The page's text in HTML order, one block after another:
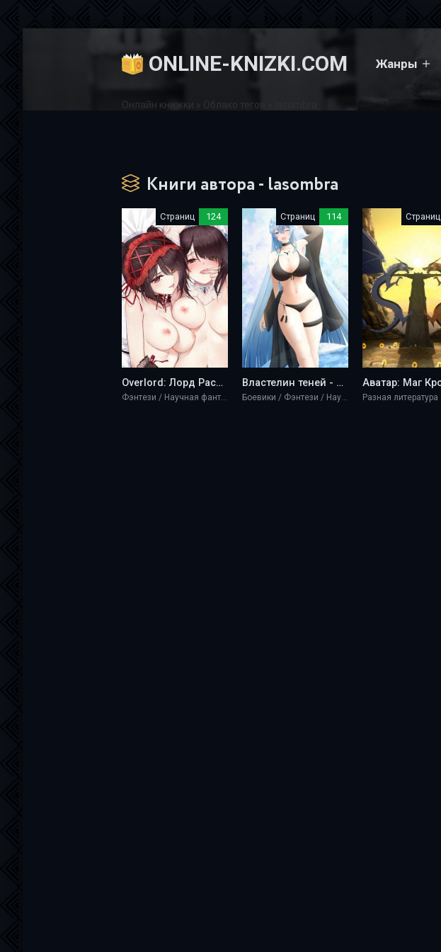
ONLINE-KNIZKI.COM Жанры
Онлайн книжки Облако тегов
Книги автора - lasombra
Страниц 124
Overlord: Лорд Рассвета - Lasombra
Фэнтези / Научная фантастика / Разная литература / Эротика
Страниц 114
Властелин теней - Убийца Акаме - Lasombra
Боевики / Фэнтези / Научная фантастика / Разная литература
Страниц
Разная литература